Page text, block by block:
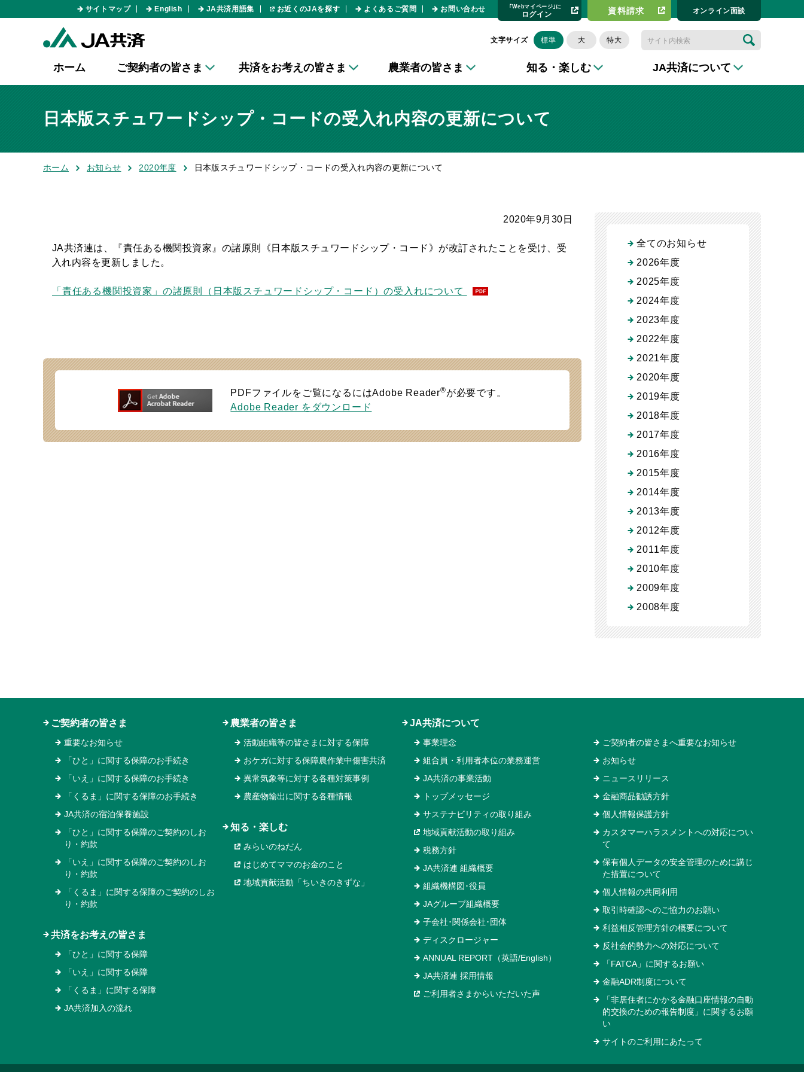
サイトマップ English JA共済用語集 お近くのJAを探す よくあるご質問 お問い合わせ ｢Webマイページ｣に
ログイン 資料請求​ オンライン⾯談
文字サイズ 標準 大 特大
ホーム ご契約者の皆さま 共済をお考えの皆さま 農業者の皆さま 知る・楽しむ JA共済について
日本版スチュワードシップ・コードの受入れ内容の更新について
ホーム お知らせ 2020年度 日本版スチュワードシップ・コードの受入れ内容の更新について
2020年9月30日
JA共済連は、『責任ある機関投資家』の諸原則《日本版スチュワードシップ・コード》が改訂されたことを受け、受
入れ内容を更新しました。
「責任ある機関投資家」の諸原則（日本版スチュワードシップ・コード）の受入れについて
PDFファイルをご覧になるにはAdobe Reader®が必要です。
Adobe Reader をダウンロード
全てのお知らせ
2026年度
2025年度
2024年度
2023年度
2022年度
2021年度
2020年度
2019年度
2018年度
2017年度
2016年度
2015年度
2014年度
2013年度
2012年度
2011年度
2010年度
2009年度
2008年度
ご契約者の皆さま
重要なお知らせ
「ひと」に関する保障のお手続き
「いえ」に関する保障のお手続き
「くるま」に関する保障のお手続き
JA共済の宿泊保養施設
「ひと」に関する保障のご契約のしお
り・約款
「いえ」に関する保障のご契約のしお
り・約款
「くるま」に関する保障のご契約のしお
り・約款
共済をお考えの皆さま
「ひと」に関する保障
「いえ」に関する保障
「くるま」に関する保障
JA共済加入の流れ
農業者の皆さま
活動組織等の皆さまに対する保障
おケガに対する保障農作業中傷害共済
異常気象等に対する各種対策事例
農産物輸出に関する各種情報
知る・楽しむ
みらいのねだん
はじめてママのお金のこと
地域貢献活動「ちいきのきずな」
JA共済について
事業理念
組合員・利用者本位の業務運営
JA共済の事業活動
トップメッセージ
サステナビリティの取り組み
地域貢献活動の取り組み
税務方針
JA共済連 組織概要
組織機構図･役員
JAグループ組織概要
子会社･関係会社･団体
ディスクロージャー
ANNUAL REPORT（英語/English）
JA共済連 採用情報
ご利用者さまからいただいた声
ご契約者の皆さまへ重要なお知らせ
お知らせ
ニュースリリース
金融商品勧誘方針
個人情報保護方針
カスタマーハラスメントへの対応につい
て
保有個人データの安全管理のために講じ
た措置について
個人情報の共同利用
取引時確認へのご協力のお願い
利益相反管理方針の概要について
反社会的勢力への対応について
「FATCA」に関するお願い
金融ADR制度について
「非居住者にかかる金融口座情報の自動
的交換のための報告制度」に関するお願
い
サイトのご利用にあたって